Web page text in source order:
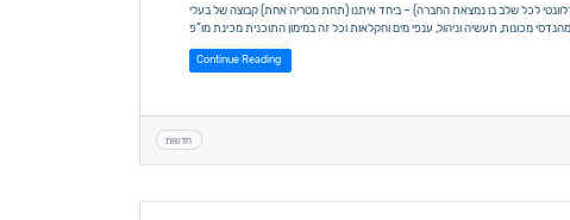
(רלוונטי לכל שלב בו נמצאת החברה) – ביחד איתנו (תחת מטריה אחת) קבוצה של בעלי
Continue Reading
חדשות